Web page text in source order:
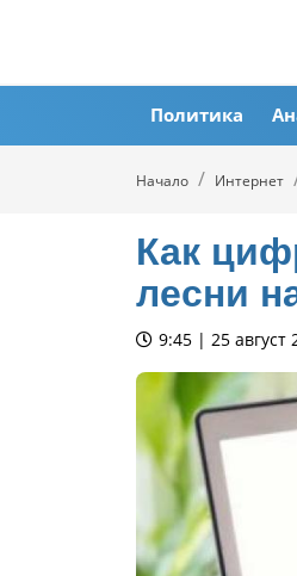
Политика
Начало Интернет
Как
лесни
9:45 | 25 август